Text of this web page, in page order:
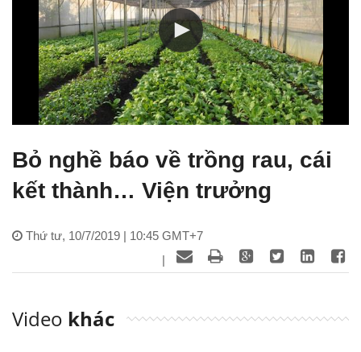
Bỏ nghề báo về trồng rau, cái
kết thành… Viện trưởng
Thứ tư, 10/7/2019 | 10:45 GMT+7
|
Video khác